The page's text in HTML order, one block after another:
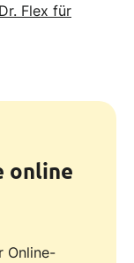
Dr. Flex für
online
Online-